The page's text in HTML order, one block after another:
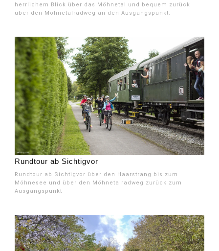
herrlichem Blick über das Möhnetal und bequem zurück
über den Möhnetalradweg an den Ausgangspunkt.
Rundtour ab Sichtigvor
Rundtour ab Sichtigvor über den Haarstrang bis zum
Möhnesee und über den Möhnetalradweg zurück zum
Ausgangspunkt